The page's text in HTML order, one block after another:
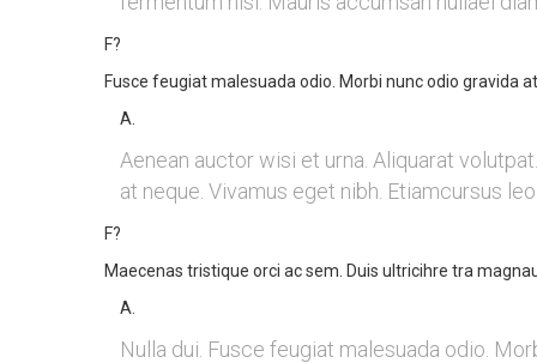
F?
Fusce feugiat malesuada odio. Morbi nunc odio gravida
A.
Aenean auctor wisi et urna. Aliquarat
at neque. Vivamus eget nibh. Etiamcursus
F?
Maecenas tristique orci ac sem. Duis ultricihre tra
A.
Nulla dui. Fusce feugiat malesuada odio.